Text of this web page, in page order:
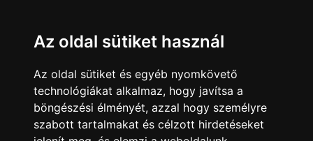
Az oldal sütiket használ
Az oldal sütiket és egyéb nyomkövető
technológiákat alkalmaz, hogy javítsa a
böngészési élményét, azzal hogy személyre
szabott tartalmakat és célzott hirdetéseket